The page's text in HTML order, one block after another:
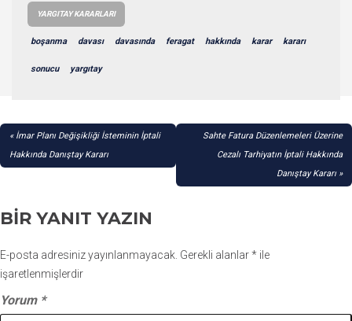
YARGITAY KARARLARI
boşanma davası davasında feragat hakkında karar kararı
sonucu yargıtay
YAZI
GEZINMESI
İmar Planı Değişikliği İsteminin İptali
Hakkında Danıştay Kararı
Sahte Fatura Düzenlemeleri Üzerine
Cezalı Tarhiyatın İptali Hakkında
Danıştay Kararı
BIR YANIT YAZIN
E-posta adresiniz yayınlanmayacak. Gerekli alanlar* ile
işaretlenmişlerdir
Yorum *